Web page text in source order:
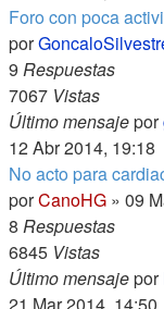
Foro con poca
por
9 Respuestas
7067 Vistas
Último mensajepor
12 Abr 2014, 19:18
No acto para
porCanoHG » 09
8 Respuestas
6845 Vistas
Último mensajepor